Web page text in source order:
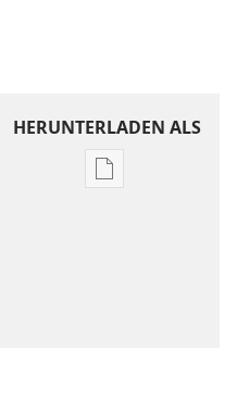
HERUNTERLADEN ALS